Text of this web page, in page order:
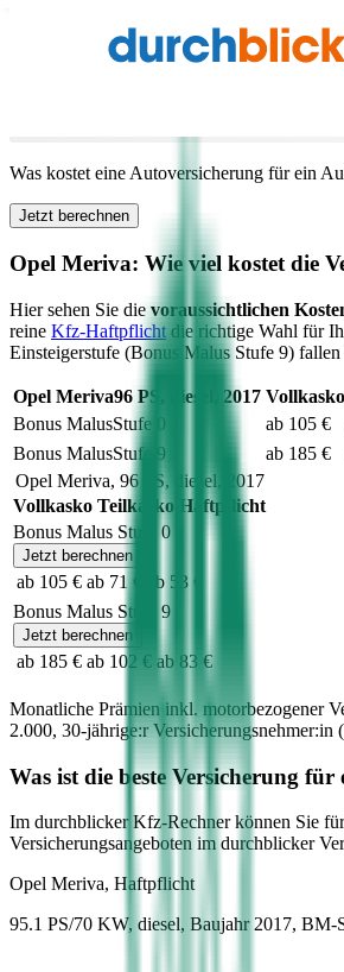
Autoversicherung
Was kostet eine Autoversicherung für ein
Jetzt berechnen
Opel Meriva: Wie viel kostet die
Hier sehen Sie die voraussichtlichen
reine Kfz-Haftpflicht die richtige Wahl für
Einsteigerstufe (Bonus Malus Stufe 9)
Opel Meriva96 PS, diesel 2017 Vollkasko
Bonus MalusStufe 0 ab 105 €
Bonus MalusStufe 9 ab 185 €
Opel Meriva, 96PS, diesel,
2017
Vollkasko Teilkasko Haftpflicht
Bonus Malus Stufe 0
Jetzt berechnen
ab 105 € ab 71 €
ab 53 €
Bonus Malus Stufe 9
Jetzt berechnen
ab 185 € ab 102 € ab 83 €
Monatliche Prämien inkl. motorbezogener
2.000, 30-jährige:rVersicherungsnehmer:in
Was ist die beste Versicherung für
Im durchblicker Kfz-Rechner können Sie
Versicherungsangeboten im durchblicker
Opel Meriva, Haftpflicht
95.1 PS/70 KW, diesel, Baujahr 2017, BM-